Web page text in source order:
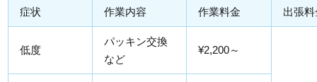
症状 作業内容 作業料金 出張
低度
パッキン交換
など
¥2,200～